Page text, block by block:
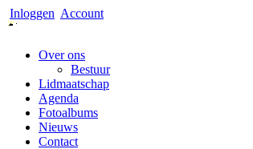
Inloggen Account
Over ons
Bestuur
Lidmaatschap
Agenda
Fotoalbums
Nieuws
Contact